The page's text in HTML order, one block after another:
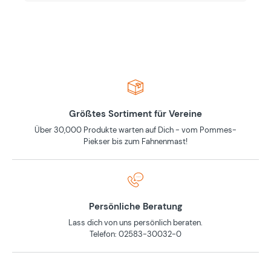
Größtes Sortiment für Vereine
Über 30,000 Produkte warten auf Dich - vom Pommes-
Piekser bis zum Fahnenmast!
Persönliche Beratung
Lass dich von uns persönlich beraten.
Telefon: 02583-30032-0